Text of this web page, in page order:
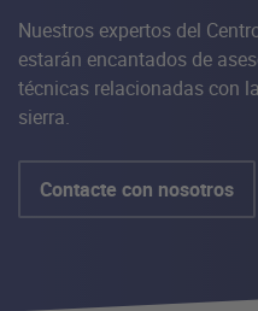
Nuestros expertos del
estarán encantados de
técnicas relacionadas con
sierra.
Contacte con nosotros